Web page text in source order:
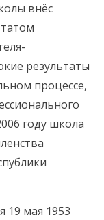
внёс
результаты
процессе,
году школа
19 мая 1953